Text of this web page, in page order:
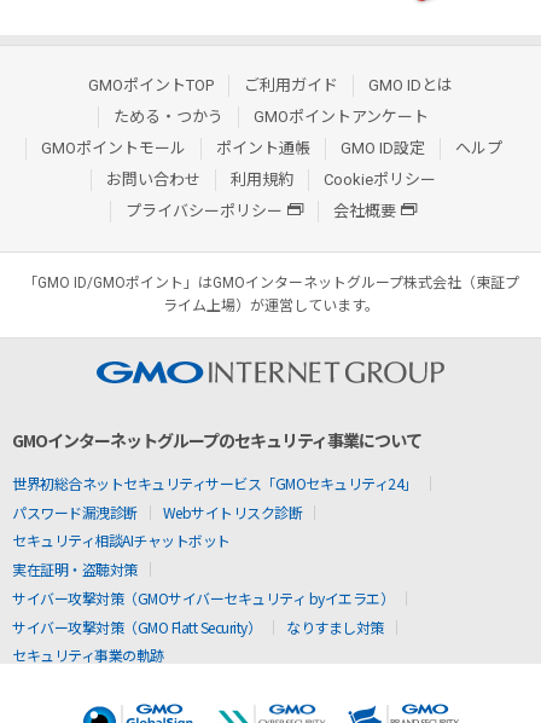
GMOポイントTOP ご利用ガイド
GMO IDとは
ためる・つかう
GMOポイントアンケート
GMOポイントモール
ポイント通帳 GMO ID設定
ヘルプ
お問い合わせ
利用規約
Cookieポリシー
プライバシーポリシー
会社概要
「GMO ID/GMOポイント」はGMOインターネットグループ株式会社（東証プ
ライム上場）が運営しています。
GMOインターネットグループのセキュリティ事業について
世界初総合ネットセキュリティサービス「GMOセキュリティ24」
パスワード漏洩診断
Webサイトリスク診断
セキュリティ相談AIチャットボット
実在証明・盗聴対策
サイバー攻撃対策（GMOサイバーセキュリティ byイエラエ）
サイバー攻撃対策（GMO Flatt Security）
なりすまし対策
セキュリティ事業の軌跡